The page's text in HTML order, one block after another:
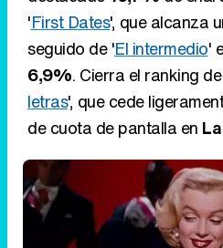
'First Dates', que alcanza
seguido de 'El intermedio'
6,9%. Cierra el ranking
letras', que cede
de cuota de pantalla en